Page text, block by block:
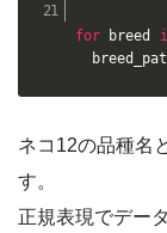
for breed
ネコ12の品種名
す。
正規表現でデー